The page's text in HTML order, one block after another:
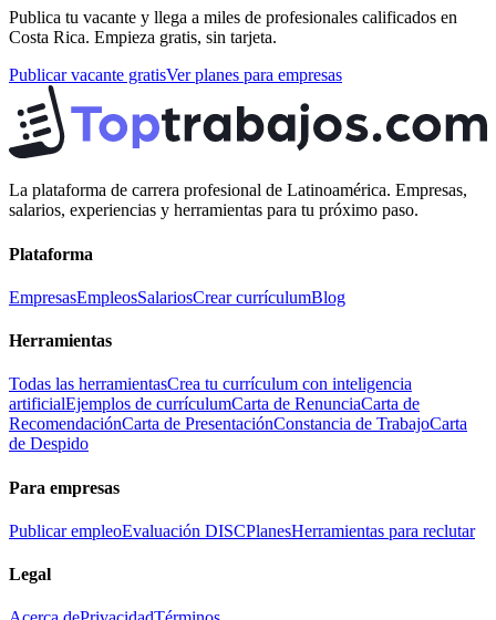
Publica tu vacante y llega a miles de profesionales calificados en
Costa Rica. Empieza gratis, sin tarjeta.
Publicar vacante gratisVer planes para empresas
La plataforma de carrera profesional de Latinoamérica. Empresas,
salarios, experiencias y herramientas para tu próximo paso.
Plataforma
EmpresasEmpleosSalariosCrear currículumBlog
Herramientas
Todas las herramientasCrea tu currículum con inteligencia
artificialEjemplos de currículumCarta de RenunciaCarta de
RecomendaciónCarta de PresentaciónConstancia de TrabajoCarta
de Despido
Para empresas
Publicar empleoEvaluación DISCPlanesHerramientas para reclutar
Legal